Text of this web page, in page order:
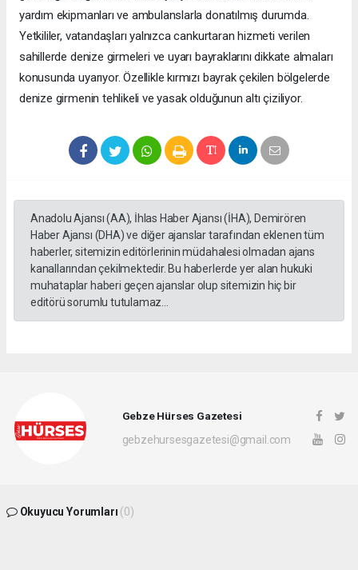
yardım ekipmanları ve ambulanslarla donatılmış durumda.
Yetkililer, vatandaşları yalnızca cankurtaran hizmeti verilen
sahillerde denize girmeleri ve uyarı bayraklarını dikkate almaları
konusunda uyarıyor. Özellikle kırmızı bayrak çekilen bölgelerde
denize girmenin tehlikeli ve yasak olduğunun altı çiziliyor.
Anadolu Ajansı (AA), İhlas Haber Ajansı (İHA), Demirören
Haber Ajansı (DHA) ve diğer ajanslar tarafından eklenen tüm
haberler, sitemizin editörlerinin müdahalesi olmadan ajans
kanallarından çekilmektedir. Bu haberlerde yer alan hukuki
muhataplar haberi geçen ajanslar olup sitemizin hiç bir
editörü sorumlu tutulamaz...
Gebze Hürses Gazetesi
gebzehursesgazetesi@gmail.com
Okuyucu Yorumları (0)